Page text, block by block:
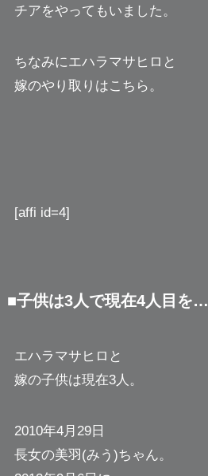
チアをやってもいました。
ちなみにエハラマサヒロと
嫁のやり取りはこちら。
[affi id=4]
■子供は3人で現在4人目を…
エハラマサヒロと
嫁の子供は現在3人。
2010年4月29日
長女の美羽(みう)ちゃん。